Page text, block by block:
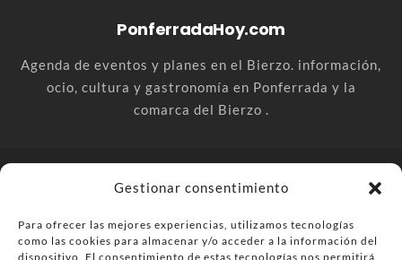
Gestionar consentimiento
Para ofrecer las mejores experiencias, utilizamos tecnologías
como las cookies para almacenar y/o acceder a la información del
dispositivo. El consentimiento de estas tecnologías nos permitirá
PonferradaHoy.com
Agenda de eventos y planes en el Bierzo. información,
ocio, cultura y gastronomía en Ponferrada y la
comarca del Bierzo .
comarca del Bierzo
Anúnciate
Más información sobre las cookies
Envía tu negocio
Contacta Política de privacidad